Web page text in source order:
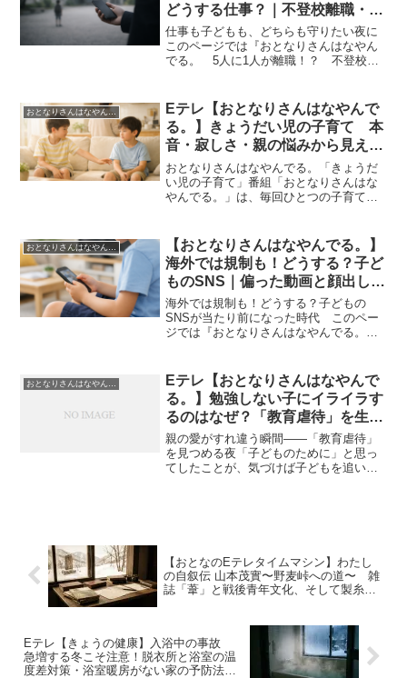
どうする仕事？｜不登校離職・親
の仕事両立・付き添い登校どこま
で・呼び出し問題・介護休業は使
える？｜2026年1月22日
仕事も子どもも、どちらも守りたい夜に
このページでは『おとなりさんはなやん
でる。 5人に1人が離職！？ 不登校ど
朝、学校へ行けない子どもを前に、仕事
の開始時刻が迫る...
おとなりさんはなやんでる。
Eテレ【おとなりさんはなやんで
る。】きょうだい児の子育て 本
音・寂しさ・親の悩みから見える
向き合い方｜2026年2月26日
おとなりさんはなやんでる。「きょうだ
い児の子育て」番組「おとなりさんはな
やんでる。」は、毎回ひとつの子育ての
や障害のある兄弟姉妹をもつ子ども、き
ょうだい児の子育てです。...
おとなりさんはなやんでる。
【おとなりさんはなやんでる。】
海外では規制も！どうする？子ど
ものSNS｜偏った動画と顔出し配
信の危険、日本の本音 2025年12
月25日
海外では規制も！どうする？子どもの
SNSが当たり前になった時代 このペー
ジでは『おとなりさんはなやんでる。
生の多くがスマホを持ち、子どものSNS
利用が特別なもの...
Eテレ【おとなりさんはなやんで
る。】勉強しない子にイライラす
るのはなぜ？「教育虐待」を生む
親の心の仕組みを探る｜前編｜
2025年10月23日
親の愛がすれ違う瞬間――「教育虐待」
を見つめる夜「子どものために」と思っ
てしたことが、気づけば子どもを追い詰
【おとなのEテレタイムマシン】わたし
の自叙伝 山本茂實〜野麦峠への道〜 雑
誌「葦」と戦後青年文化、そして製糸工
Eテレ【きょうの健康】入浴中の事故
急増する冬こそ注意！脱衣所と浴室の温
度差対策・浴室暖房がない家の予防法・